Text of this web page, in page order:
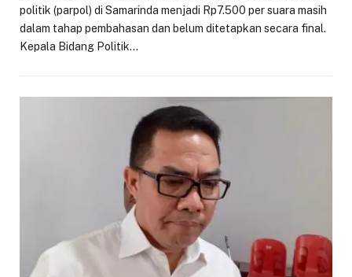
politik (parpol) di Samarinda menjadi Rp7.500 per suara masih
dalam tahap pembahasan dan belum ditetapkan secara final.
Kepala Bidang Politik…